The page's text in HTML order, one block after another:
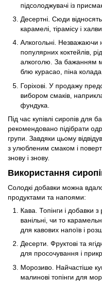
підсолоджувачі із
Десертні. Сюди
карамелі, тірамісу і халви.
Алкогольні. Незважаючи
популярних коктейлів,
алкоголю. За бажанням
блю курасао, піна
Горіхові. У продажу
вибором смаків,
фундука.
Під час купівлі сиропів для
рекомендовано підібрати
групи. Завдяки цьому
з улюбленим смаком і
знову і знову.
Використання
Солодкі добавки можна
продуктами та напоями:
Кава. Топінги і добавки
ванільні, чи то
для кавових напоїв і
Десерти. Фруктові та
для просочування і
Морозиво. Найчастіше
малинові топінги для